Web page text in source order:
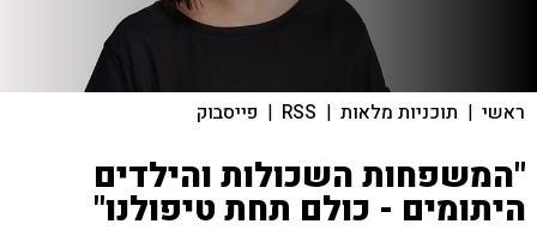
ראשי | תוכניות מלאות |
RSS
| פייסבוק
"המשפחות השכולות והילדים
היתומים - כולם תחת טיפולנו"